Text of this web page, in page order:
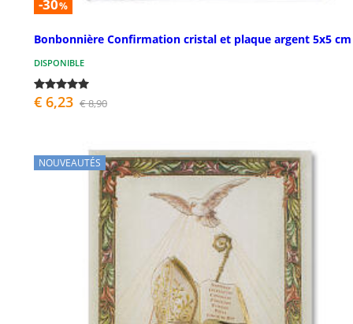
-30%
Bonbonnière Confirmation cristal et plaque argent 5x5 cm
DISPONIBLE
€ 6,23 € 8,90
NOUVEAUTÉS